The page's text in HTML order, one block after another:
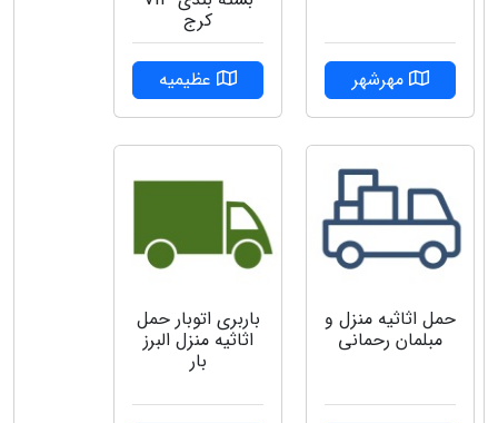
مهرشهر
کرج
عظیمیه
حمل اثاثیه منزل و
مبلمان رحمانی
باربری اتوبار حمل
اثاثیه منزل البرز
بار